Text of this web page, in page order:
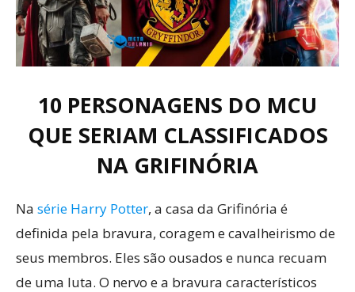
10 PERSONAGENS DO MCU
QUE SERIAM CLASSIFICADOS
NA GRIFINÓRIA
Na série Harry Potter, a casa da Grifinória é
definida pela bravura, coragem e cavalheirismo de
seus membros. Eles são ousados e nunca recuam
de uma luta. O nervo e a bravura característicos